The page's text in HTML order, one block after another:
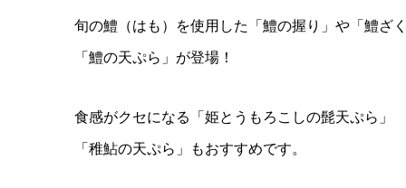
旬の鱧（はも）を使用した「鱧の握り」や「鱧ざ
「鱧の天ぷら」が登場！
食感がクセになる「姫とうもろこしの髭天ぷら」
「稚鮎の天ぷら」もおすすめです。